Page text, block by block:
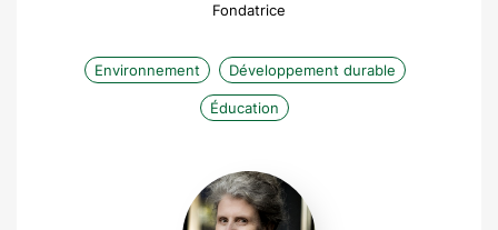
Fondatrice
Environnement Développement durable
Éducation
Nathalie
Achard